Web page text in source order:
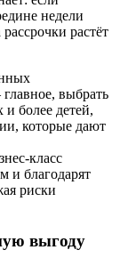
недели
растёт
выбрать
и более детей,
которые дают
класс
и благодарят
риски
выгоду